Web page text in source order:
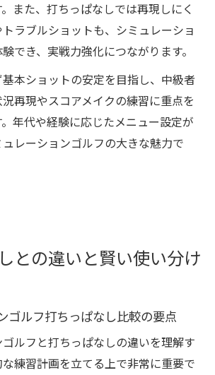
また、打ちっぱなしでは再現しにく
ラブルショットも、シミュレーショ
でき、実戦力強化につながります。
本ショットの安定を目指し、中級者
再現やスコアメイクの練習に重点を
年代や経験に応じたメニュー設定が
レーションゴルフの大きな魅力で
との違いと賢い使い分け
ゴルフ打ちっぱなし比較の要点
ルフと打ちっぱなしの違いを理解す
練習計画を立てる上で非常に重要で